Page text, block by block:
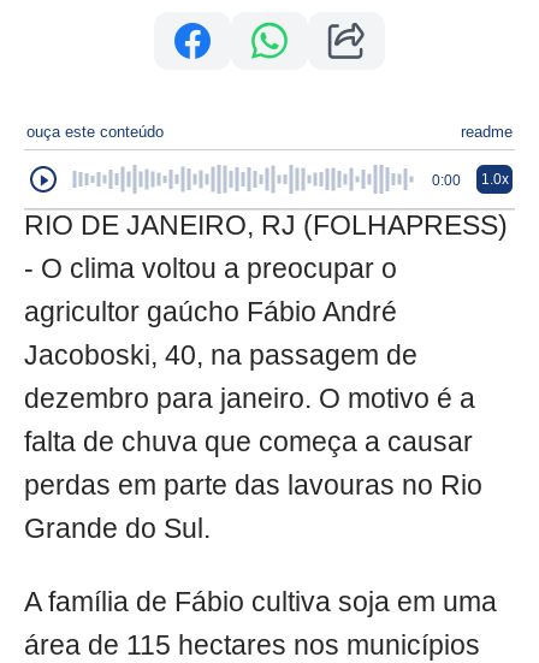
ouça este conteúdo readme
0:00 1.0x
RIO DE JANEIRO, RJ (FOLHAPRESS)
- O clima voltou a preocupar o
agricultor gaúcho Fábio André
Jacoboski, 40, na passagem de
dezembro para janeiro. O motivo é a
falta de chuva que começa a causar
perdas em parte das lavouras no Rio
Grande do Sul.
A família de Fábio cultiva soja em uma
área de 115 hectares nos municípios